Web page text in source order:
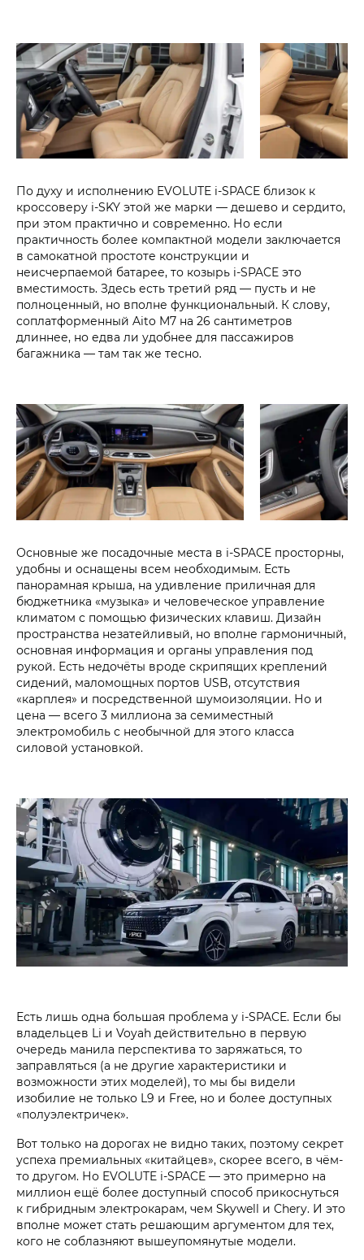
По духу и исполнению EVOLUTE i‑SPACE близок к
кроссоверу i‑SKY этой же марки — дешево и сердито,
при этом практично и современно. Но если
практичность более компактной модели заключается
в самокатной простоте конструкции и
неисчерпаемой батарее, то козырь i‑SPACE это
вместимость. Здесь есть третий ряд — пусть и не
полноценный, но вполне функциональный. К слову,
соплатформенный Aito M7 на 26 сантиметров
длиннее, но едва ли удобнее для пассажиров
багажника — там так же тесно.
Основные же посадочные места в i‑SPACE просторны,
удобны и оснащены всем необходимым. Есть
панорамная крыша, на удивление приличная для
бюджетника «музыка» и человеческое управление
климатом с помощью физических клавиш. Дизайн
пространства незатейливый, но вполне гармоничный,
основная информация и органы управления под
рукой. Есть недочёты вроде скрипящих креплений
сидений, маломощных портов USB, отсутствия
«карплея» и посредственной шумоизоляции. Но и
цена — всего 3 миллиона за семиместный
электромобиль с необычной для этого класса
силовой установкой.
Есть лишь одна большая проблема у i‑SPACE. Если бы
владельцев Li и Voyah действительно в первую
очередь манила перспектива то заряжаться, то
заправляться (а не другие характеристики и
возможности этих моделей), то мы бы видели
изобилие не только L9 и Free, но и более доступных
«полуэлектричек».
Вот только на дорогах не видно таких, поэтому секрет
успеха премиальных «китайцев», скорее всего, в чём-
то другом. Но EVOLUTE i‑SPACE — это примерно на
миллион ещё более доступный способ прикоснуться
к гибридным электрокарам, чем Skywell и Chery. И это
вполне может стать решающим аргументом для тех,
кого не соблазняют вышеупомянутые модели.